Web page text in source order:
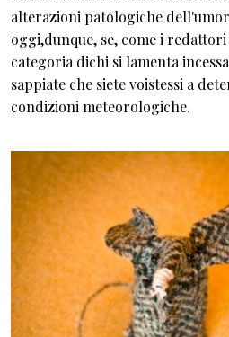
alterazioni patologiche
oggi,dunque, se, come i
categoria dichi si lamenta
sappiate che siete voistessi a
condizioni meteorologiche.